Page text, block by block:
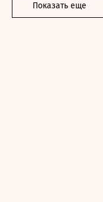
Показать еще